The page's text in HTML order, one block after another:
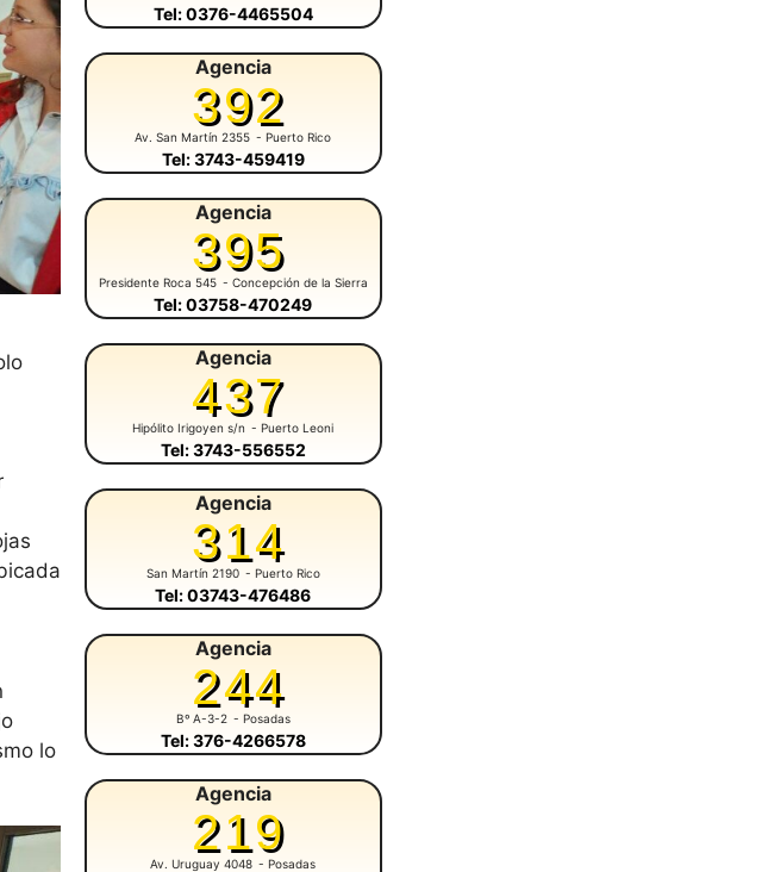
lo
Tel: 0376-4465504
Agencia
392
Av. San Martín 2355 - Puerto Rico
Tel: 3743-459419
Agencia
395
Presidente Roca 545 - Concepción de la Sierra
Tel: 03758-470249
Agencia
437
Hipólito Irigoyen s/n - Puerto Leoni
Tel: 3743-556552
Agencia
314
San Martín 2190 - Puerto Rico
Tel: 03743-476486
Agencia
244
Bº A-3-2 - Posadas
Tel: 376-4266578
Agencia
219
Av. Uruguay 4048 - Posadas